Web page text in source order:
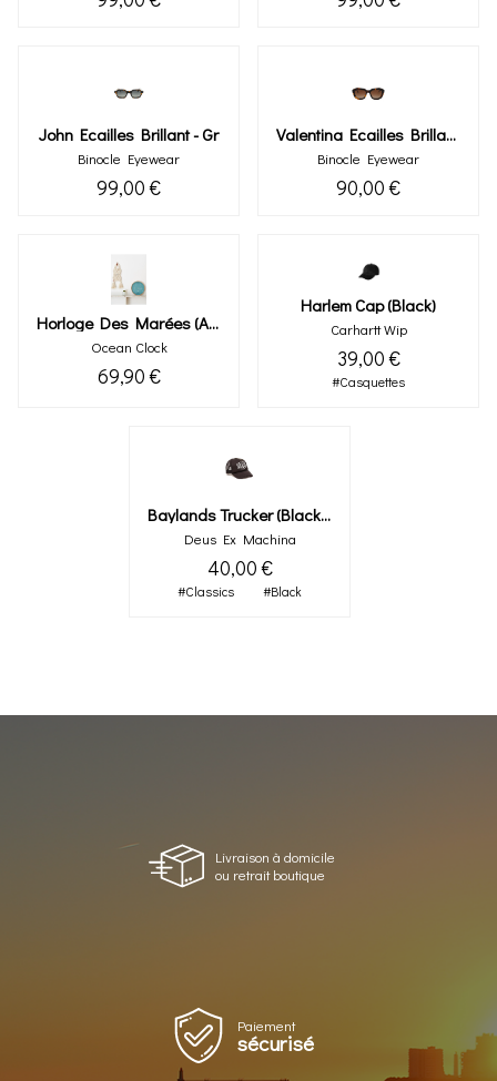
John Ecailles Brillant - Gr
Binocle Eyewear
99,00 €
Valentina Ecailles Brillantes
Binocle Eyewear
90,00 €
Horloge Des Marées (arctic) Les Sables D'olonne
Ocean Clock
69,90 €
Harlem Cap (black)
Carhartt Wip
39,00 €
#Casquettes
Baylands Trucker (black/black)
Deus Ex Machina
40,00 €
#Classics #Black
Livraison à domicile
ou retrait boutique
Paiement
sécurisé